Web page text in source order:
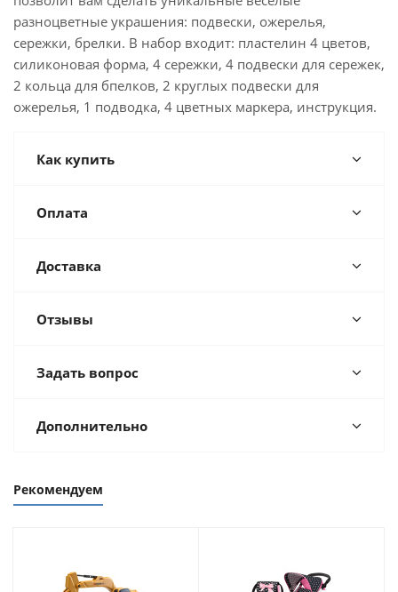
разноцветные украшения: подвески, ожерелья,
сережки, брелки. В набор входит: пластелин 4 цветов,
силиконовая форма, 4 сережки, 4 подвески для сережек,
2 кольца для бпелков, 2 круглых подвески для
ожерелья, 1 подводка, 4 цветных маркера, инструкция.
Как купить
Оплата
Доставка
Отзывы
Задать вопрос
Дополнительно
Рекомендуем